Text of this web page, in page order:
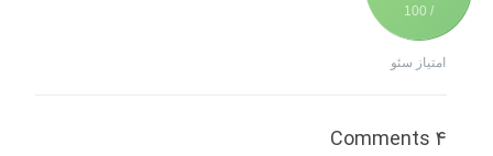
/ 100
امتیاز سئو
4 Comments